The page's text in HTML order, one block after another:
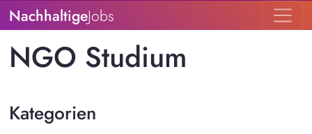
NachhaltigeJobs
NGO Studium
Kategorien